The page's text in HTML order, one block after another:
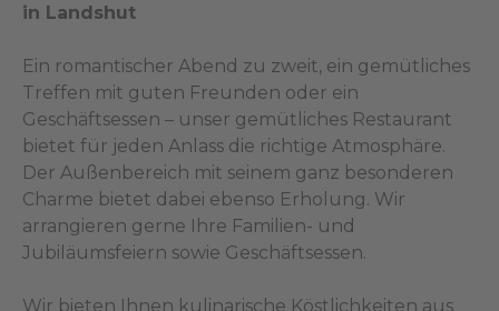
in Landshut
Ein romantischer Abend zu zweit, ein gemütliches
Treffen mit guten Freunden oder ein
Geschäftsessen – unser gemütliches Restaurant
bietet für jeden Anlass die richtige Atmosphäre.
Der Außenbereich mit seinem ganz besonderen
Charme bietet dabei ebenso Erholung. Wir
arrangieren gerne Ihre Familien- und
Jubiläumsfeiern sowie Geschäftsessen.
Wir bieten Ihnen kulinarische Köstlichkeiten aus